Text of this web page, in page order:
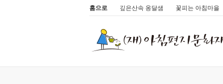
홈으로 깊은산속 옹달샘 꽃피는 아침마을